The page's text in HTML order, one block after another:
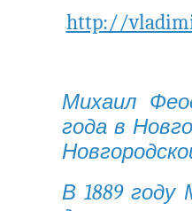
http://
Михаил
года в
В 1889 году